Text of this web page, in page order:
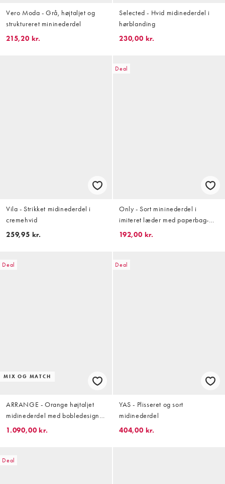
Vero Moda - Grå, højtaljet og
struktureret mininederdel
215,20 kr.
Selected - Hvid midinederdel i
hørblanding
230,00 kr.
Vila - Strikket midinederdel i
cremehvid
259,95 kr.
Deal
Only - Sort mininederdel i
imiteret læder med paperbag-
waist
192,00 kr.
Deal
MIX OG MATCH
ARRANGE - Orange højtaljet
midinederdel med bobledesign -
Del af sæt
1.090,00 kr.
Deal
YAS - Plisseret og sort
midinederdel
404,00 kr.
Deal